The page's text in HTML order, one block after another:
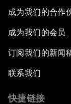
成为我们的合作
成为我们的会员
订阅我们的新闻
联系我们
快捷链接